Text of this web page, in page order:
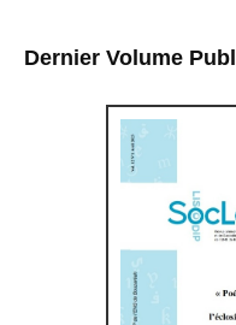
Dernier Volume